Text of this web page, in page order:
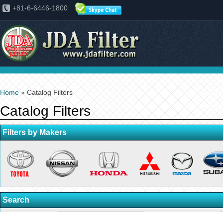
+81-6-6446-1800
Home » Catalog Filters
Catalog Filters
Filters by Makers
Search